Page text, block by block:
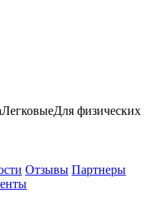
ЛегковыеДля физических
Отзывы Партнеры